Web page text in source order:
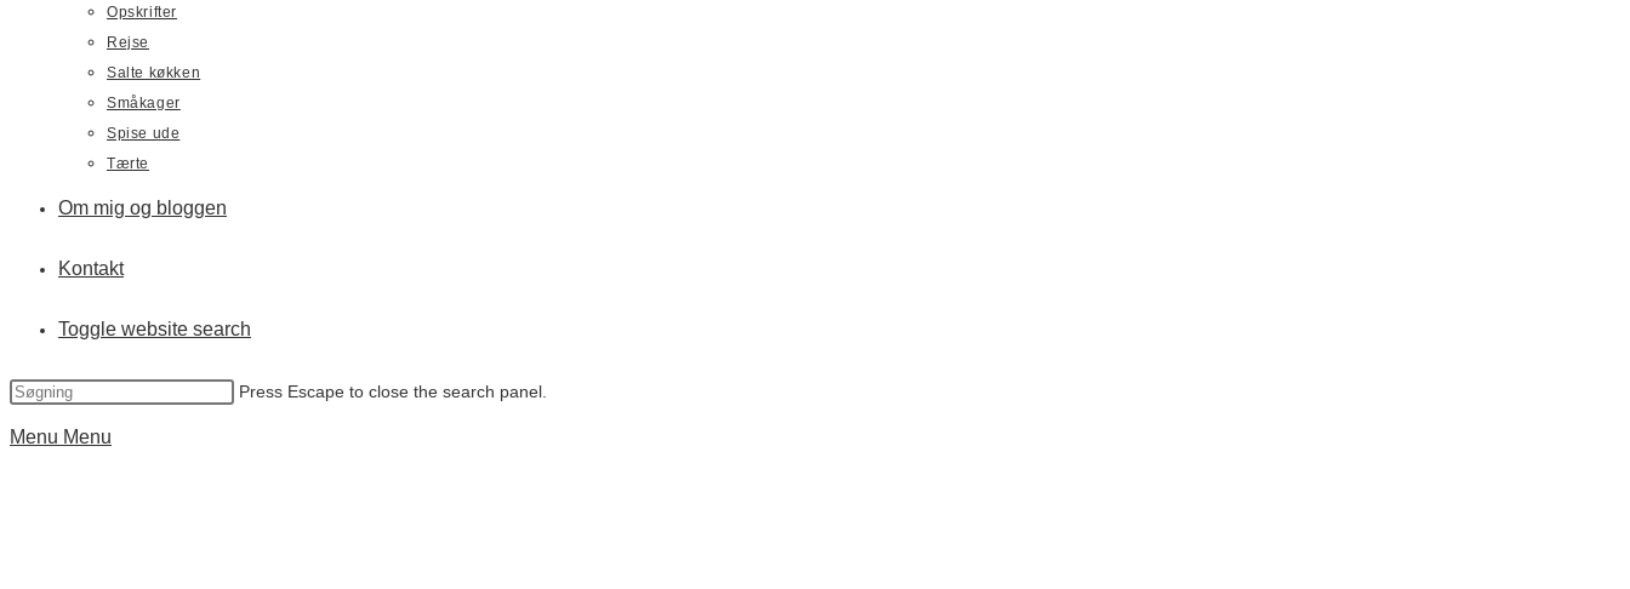
Opskrifter
Rejse
Salte køkken
Småkager
Spise ude
Tærte
Om mig og bloggen
Kontakt
Toggle website search
Press Escape to close the search panel.
Menu Menu